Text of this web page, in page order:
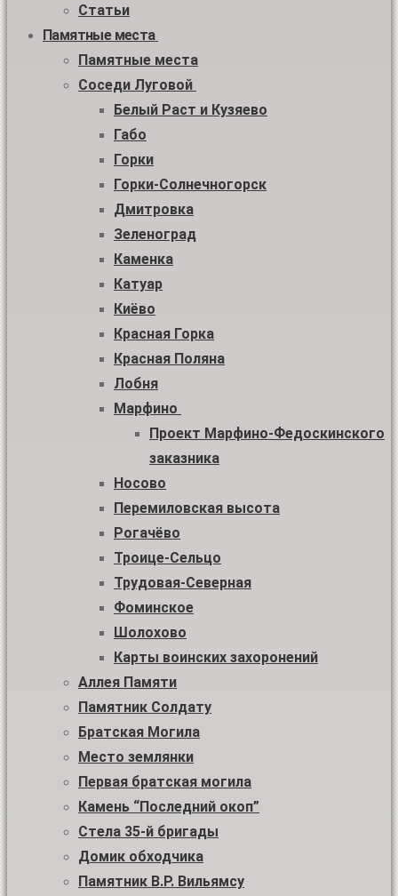
Статьи
Памятные места
Памятные места
Соседи Луговой
Белый Раст и Кузяево
Габо
Горки
Горки-Солнечногорск
Дмитровка
Зеленоград
Каменка
Катуар
Киёво
Красная Горка
Красная Поляна
Лобня
Марфино
Проект Марфино-Федоскинского
заказника
Носово
Перемиловская высота
Рогачёво
Троице-Сельцо
Трудовая-Северная
Фоминское
Шолохово
Карты воинских захоронений
Аллея Памяти
Памятник Солдату
Братская Могила
Место землянки
Первая братская могила
Камень “Последний окоп”
Стела 35-й бригады
Домик обходчика
Памятник В.Р. Вильямсу